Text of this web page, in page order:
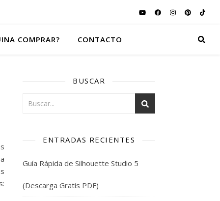
COMPRAR? CONTACTO
BUSCAR
ENTRADAS RECIENTES
Guía Rápida de Silhouette Studio 5
(Descarga Gratis PDF)